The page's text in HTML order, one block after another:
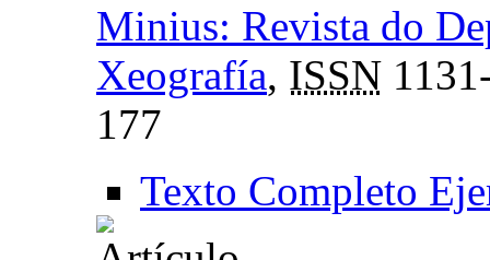
Minius: Revista do
Xeografía, ISSN
177
Texto Completo